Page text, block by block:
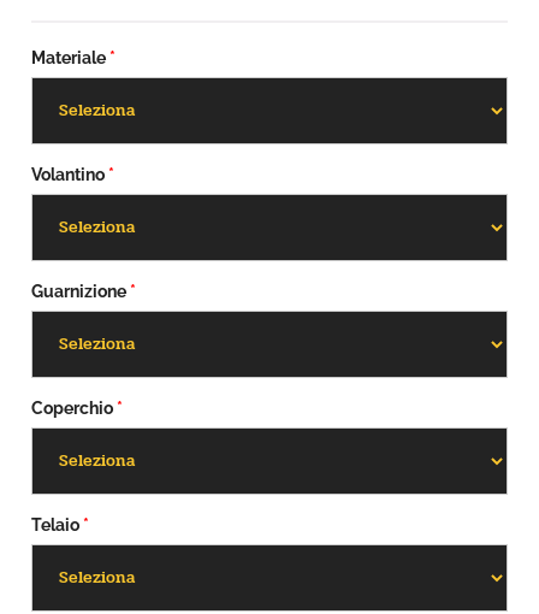
Materiale *
Volantino *
Guarnizione *
Coperchio *
Telaio *